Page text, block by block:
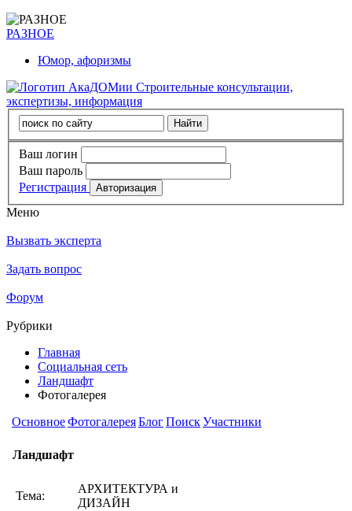
РАЗНОЕ
Юмор, афоризмы
Строительные консультации,
экспертизы, информация
Ваш логин
Ваш пароль
Регистрация
Меню
Вызвать эксперта
Задать вопрос
Форум
Рубрики
Главная
Социальная сеть
Ландшафт
Фотогалерея
ОсновноеФотогалереяБлогПоискУчастники
Ландшафт
Тема:
АРХИТЕКТУРА и
ДИЗАЙН